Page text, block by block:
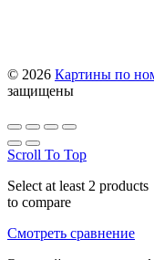
© 2026 Картины по
защищены
Scroll To Top
Select at least 2 products
to compare
Смотреть сравнение